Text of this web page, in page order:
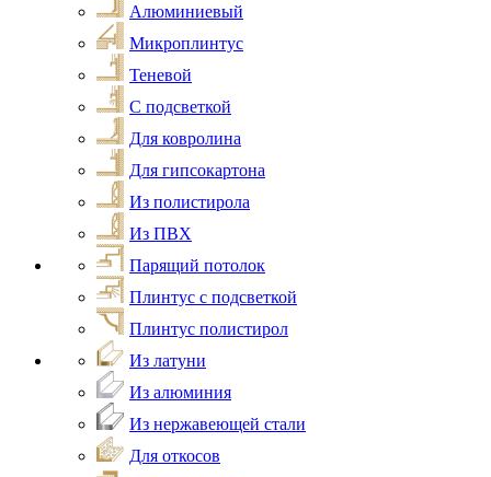
Алюминиевый
Микроплинтус
Теневой
С подсветкой
Для ковролина
Для гипсокартона
Из полистирола
Из ПВХ
Парящий потолок
Плинтус с подсветкой
Плинтус полистирол
Из латуни
Из алюминия
Из нержавеющей стали
Для откосов